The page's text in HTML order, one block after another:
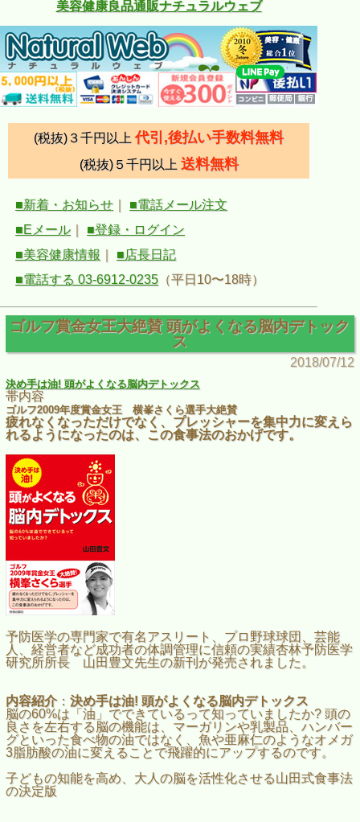
美容健康良品通販ナチュラルウェブ
(税抜)３千円以上 代引,後払い手数料無料
(税抜)５千円以上 送料無料
■新着・お知らせ
■電話メール注文
■Eメール
■登録・ログイン
■美容健康情報
■店長日記
■電話する 03-6912-0235 （平日10〜18時）
ゴルフ賞金女王大絶賛 頭がよくなる脳内デトック
ス
2018/07/12
決め手は油! 頭がよくなる脳内デトックス
帯内容
ゴルフ2009年度賞金女王 横峯さくら選手大絶賛
疲れなくなっただけでなく、プレッシャーを集中力に変えら
れるようになったのは、この食事法のおかげです。
予防医学の専門家で有名アスリート、プロ野球球団、芸能
人、経営者など成功者の体調管理に信頼の実績杏林予防医学
研究所所長 山田豊文先生の新刊が発売されました。
内容紹介： 決め手は油! 頭がよくなる脳内デトックス
脳の60%は「油」でできているって知っていましたか? 頭の
良さを左右する脳の機能は、マーガリンや乳製品、ハンバー
グといった食べ物の油ではなく、魚や亜麻仁のようなオメガ
3脂肪酸の油に変えることで飛躍的にアップするのです。
子どもの知能を高め、大人の脳を活性化させる山田式食事法
の決定版